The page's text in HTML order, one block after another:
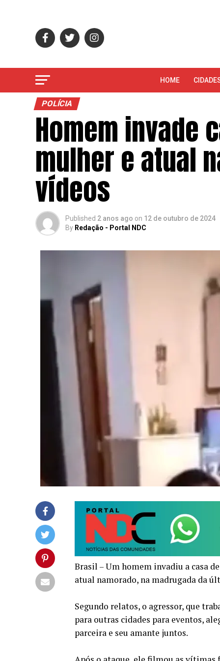
HOME
POLÍCIA
Homem invade
mulher e atual
vídeos
Published 2 anos ago on 12 de outubro de 2024
By Redação - Portal NDC
Brasil – Um homem invadiu a casa
atual namorado, na madrugada da
Segundo relatos, o agressor, que
para outras cidades para eventos,
parceira e seu amante juntos.